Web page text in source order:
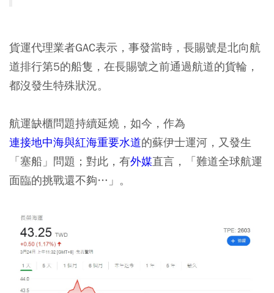
貨運代理業者GAC表示，事發當時，長賜號是北向航
道排行第5的船隻，在長賜號之前通過航道的貨輪，
都沒發生特殊狀況。
航運缺櫃問題持續延燒，如今，作為
連接地中海與紅海重要水道的蘇伊士運河，又發生
「塞船」問題；對此，有外媒直言，「難道全球航運
面臨的挑戰還不夠…」。